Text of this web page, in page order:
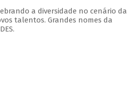
a diversidade no cenário da
talentos. Grandes nomes da